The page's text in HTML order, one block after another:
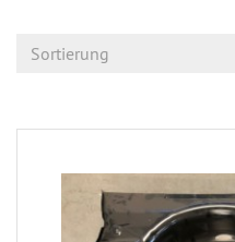
Sortierung